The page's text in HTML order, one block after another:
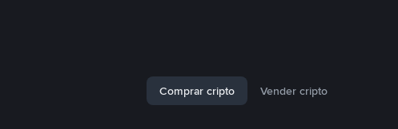
Comprar cripto Vender cripto